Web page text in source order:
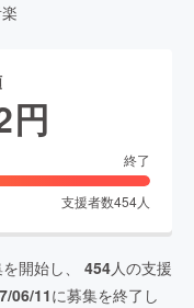
円
終了
支援者数454人
開始し、 454人の支援
06/11に募集を終了し